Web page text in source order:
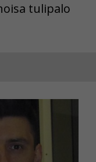
tulipalo